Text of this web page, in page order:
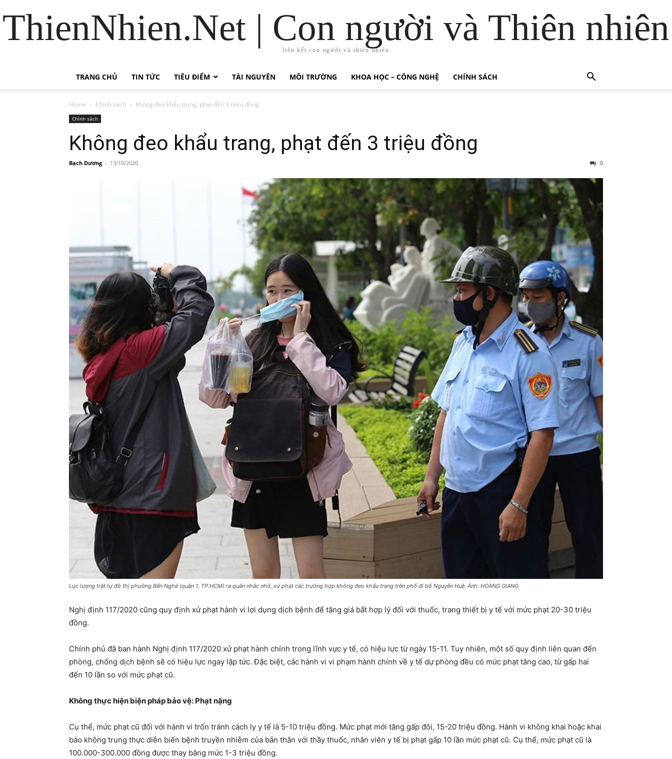
ThienNhien.Net | Con người và Thiên nhiên
liên kết con người và thiên nhiên
TRANG CHỦ TIN TỨC TIÊU ĐIỂM TÀI NGUYÊN MÔI TRƯỜNG KHOA HỌC – CÔNG NGHỆ CHÍNH SÁCH
Home Chính sách Không đeo khẩu trang, phạt đến 3 triệu đồng
Chính sách
Không đeo khẩu trang, phạt đến 3 triệu đồng
Bạch Dương - 13/10/2020 0
Lực lượng trật tự đô thị phường Bến Nghé (quận 1, TP.HCM) ra quân nhắc nhở, xử phạt các trường hợp không đeo khẩu trang trên phố đi bộ Nguyễn Huệ. Ảnh: HOÀNG GIANG
Nghị định 117/2020 cũng quy định xử phạt hành vi lợi dụng dịch bệnh để tăng giá bất hợp lý đối với thuốc, trang thiết bị y tế với mức phạt 20-30 triệu
đồng.
Chính phủ đã ban hành Nghị định 117/2020 xử phạt hành chính trong lĩnh vực y tế, có hiệu lực từ ngày 15-11. Tuy nhiên, một số quy định liên quan đến
phòng, chống dịch bệnh sẽ có hiệu lực ngay lập tức. Đặc biệt, các hành vi vi phạm hành chính về y tế dự phòng đều có mức phạt tăng cao, từ gấp hai
đến 10 lần so với mức phạt cũ.
Không thực hiện biện pháp bảo vệ: Phạt nặng
Cụ thể, mức phạt cũ đối với hành vi trốn tránh cách ly y tế là 5-10 triệu đồng. Mức phạt mới tăng gấp đôi, 15-20 triệu đồng. Hành vi không khai hoặc khai
báo không trung thực diễn biến bệnh truyền nhiễm của bản thân với thầy thuốc, nhân viên y tế bị phạt gấp 10 lần mức phạt cũ. Cụ thể, mức phạt cũ là
100.000-300.000 đồng được thay bằng mức 1-3 triệu đồng.